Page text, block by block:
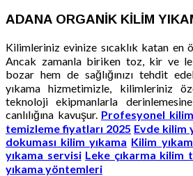
ADANA ORGANİK KİLİM
Kilimleriniz evinize sıcaklık katan en
Ancak zamanla biriken toz, kir ve
bozar hem de sağlığınızı tehdit
yıkama hizmetimizle, kilimleriniz
teknoloji ekipmanlarla
canlılığına kavuşur. Profesyonel
temizleme fiyatları 2025 Evde kilim
dokuması kilim yıkama Kilim
yıkama servisi Leke çıkarma kilim
yıkama yöntemleri